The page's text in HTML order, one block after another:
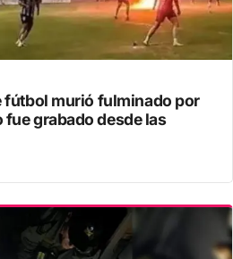
fútbol murió fulminado por
grabado desde las